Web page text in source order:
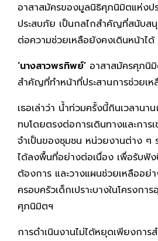
อาสาสมัครของมูลนิธิศุภนิมิตแห่งป
ประสบภัย เป็นกลไกสำคัญที่สนับสนุ
ต่อความช่วยเหลือยังคงเดินหน้าได้
‘นางสาวพรทิพย์’ อาสาสมัครศุภนิ
สำคัญที่ทำหน้าที่ประสานการช่วยเ
เธอเล่าว่า น้ำท่วมครั้งนี้กินเวลานา
ทบโดยตรงต่อการเดินทางและการ
จำเป็นของชุมชน หน่วยงานต่าง ๆ
ได้ลงพื้นที่อย่างต่อเนื่อง เพื่อรับฟั
ต้องการ และวางแผนช่วยเหลืออย่า
ครอบครัวเด็กเปราะบางในโครงกา
ศุภนิมิตฯ
การดำเนินงานไม่ได้หยุดเพียงกา